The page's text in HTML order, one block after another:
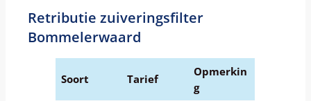
Retributie zuiveringsfilter
Bommelerwaard
Soort Tarief
Opmerkin
g